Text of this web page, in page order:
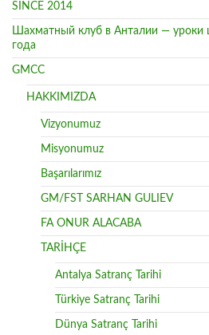
SINCE 2014
Шахматный клуб в Анталии — уроки
года
GMCC
HAKKIMIZDA
Vizyonumuz
Misyonumuz
Başarılarımız
GM/FST SARHAN GULIEV
FA ONUR ALACABA
TARİHÇE
Antalya Satranç Tarihi
Türkiye Satranç Tarihi
Dünya Satranç Tarihi